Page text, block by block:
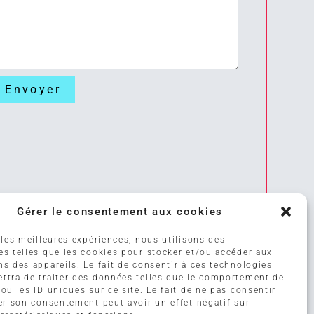
Gérer le consentement aux cookies
meilleures expériences, nous utilisons des
telles que les cookies pour stocker et/ou accéder aux
des appareils. Le fait de consentir à ces technologies
de traiter des données telles que le comportement de
les ID uniques sur ce site. Le fait de ne pas consentir
son consentement peut avoir un effet négatif sur